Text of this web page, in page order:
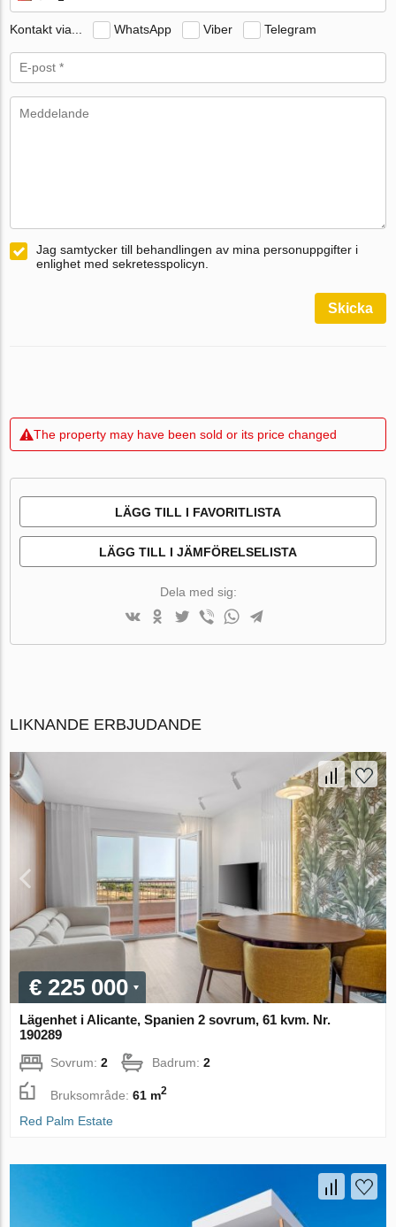
Kontakt via... WhatsApp Viber Telegram
Jag samtycker till behandlingen av mina personuppgifter i
enlighet med sekretesspolicyn.
Skicka
The property may have been sold or its price changed
LÄGG TILL I FAVORITLISTA
LÄGG TILL I JÄMFÖRELSELISTA
Dela med sig:
LIKNANDE ERBJUDANDE
€ 225 000
Lägenhet i Alicante, Spanien 2 sovrum, 61 kvm. Nr.
190289
Sovrum:2 Badrum:2
Bruksområde:61 m2
Red Palm Estate